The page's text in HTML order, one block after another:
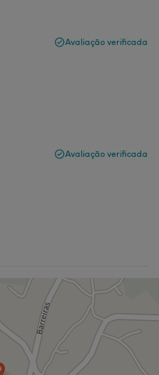
Avaliação verificada
Avaliação verificada